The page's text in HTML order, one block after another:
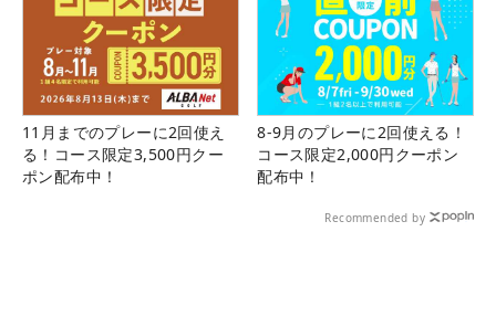
11月までのプレーに2回使え
る！コース限定3,500円クー
ポン配布中！
8-9月のプレーに2回使える！
コース限定2,000円クーポン
配布中！
Recommended by